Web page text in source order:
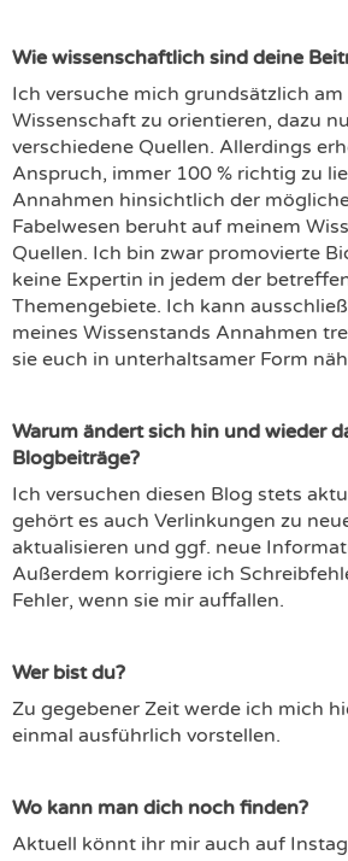
Wie wissenschaftlich sind deine
Ich versuche mich grundsätzlich
Wissenschaft zu orientieren, dazu
verschiedene Quellen. Allerdings
Anspruch, immer 100 % richtig zu
Annahmen hinsichtlich der
Fabelwesen beruht auf meinem
Quellen. Ich bin zwar promovierte
keine Expertin in jedem der
Themengebiete. Ich kann
meines Wissenstands Annahmen
sie euch in unterhaltsamer Form
Warum ändert sich hin und wieder
Blogbeiträge?
Ich versuchen diesen Blog stets
gehört es auch Verlinkungen zu
aktualisieren und ggf. neue
Außerdem korrigiere ich
Fehler, wenn sie mir auffallen.
Wer bist du?
Zu gegebener Zeit werde ich mich
einmal ausführlich vorstellen.
Wo kann man dich noch finden?
Aktuell könnt ihr mir auch auf